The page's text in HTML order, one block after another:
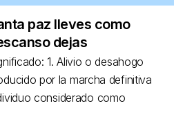
paz lleves como
dejas
1. Alivio o desahogo
por la marcha definitiva
considerado como